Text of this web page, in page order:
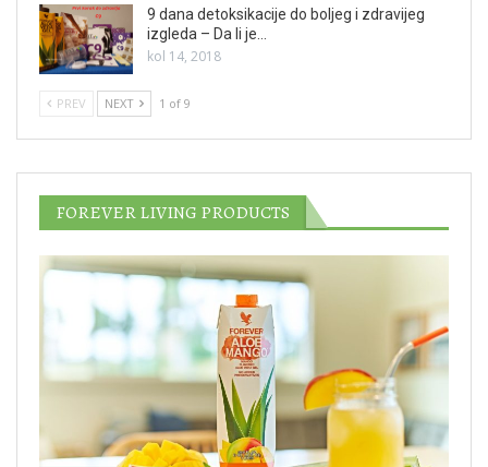
9 dana detoksikacije do boljeg i zdravijeg
izgleda – Da li je…
kol 14, 2018
PREV NEXT 1 of 9
FOREVER LIVING PRODUCTS